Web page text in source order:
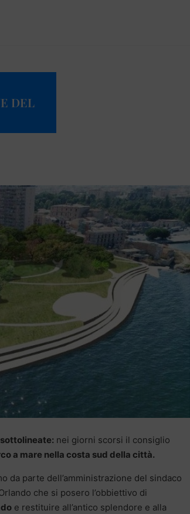
DEL
nei giorni scorsi il consiglio
a mare nella costa sud della città.
da parte dell’amministrazione del sindaco
che si posero l’obbiettivo di
e restituire all’antico splendore e alla